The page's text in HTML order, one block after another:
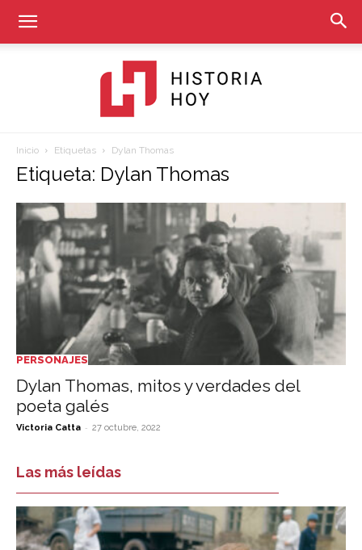
Hoy
Inicio Etiquetas Dylan Thomas
Etiqueta: Dylan Thomas
PERSONAJES
Dylan Thomas, mitos y verdades del
poeta galés
Victoria Catta - 27 octubre, 2022
Las más leídas